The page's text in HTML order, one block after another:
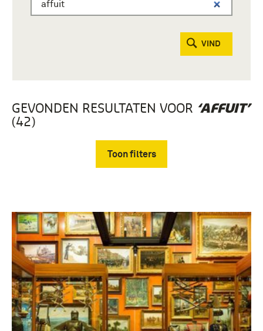
VIND
GEVONDEN RESULTATEN VOOR ‘AFFUIT’
(42)
Toon filters
Technische Tekeningen (42)